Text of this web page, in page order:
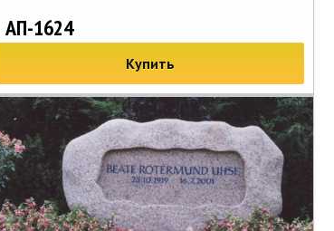
АП-1624
Купить